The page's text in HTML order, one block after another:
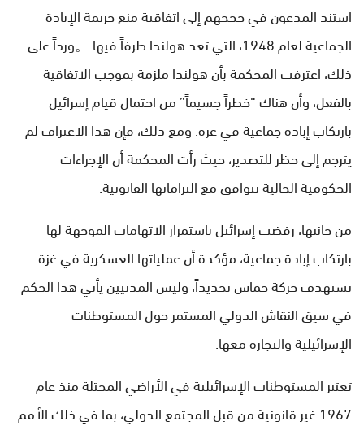
استند المدعون في حججهم إلى اتفاقية منع جريمة الإبادة
الجماعية لعام 1948، التي تعد هولندا طرفاً فيها.。ورداً على
ذلك، اعترفت المحكمة بأن هولندا ملزمة بموجب الاتفاقية
بالفعل، وأن هناك “خطراً جسيماً” من احتمال قيام إسرائيل
بارتكاب إبادة جماعية في غزة. ومع ذلك، فإن هذا الاعتراف لم
يترجم إلى حظر للتصدير، حيث رأت المحكمة أن الإجراءات
الحكومية الحالية تتوافق مع التزاماتها القانونية.
من جانبها، رفضت إسرائيل باستمرار الاتهامات الموجهة لها
بارتكاب إبادة جماعية، مؤكدة أن عملياتها العسكرية في غزة
تستهدف حركة حماس تحديداً، وليس المدنيين يأتي هذا الحكم
في سيق النقاش الدولي المستمر حول المستوطنات
الإسرائيلية والتجارة معها.
تعتبر المستوطنات الإسرائيلية في الأراضي المحتلة منذ عام
1967 غير قانونية من قبل المجتمع الدولي، بما في ذلك الأمم